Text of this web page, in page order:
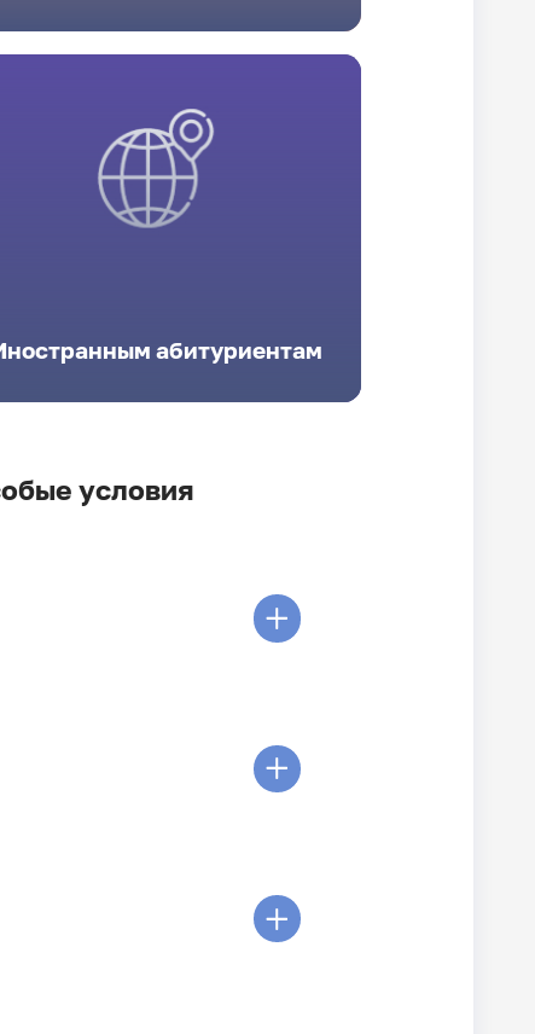
абитуриентам
условия